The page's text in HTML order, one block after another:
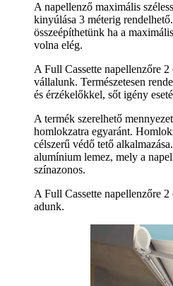
A napellenző maximális
kinyúlása 3 méterig
összeépíthetünk ha a
volna elég.
A Full Cassette napellenzőre
vállalunk. Természetesen
és érzékelőkkel, sőt igény
A termék szerelhető
homlokzatra egyaránt.
célszerű védő tető
alumínium lemez, mely a
színazonos.
A Full Cassette napellenzőre
adunk.